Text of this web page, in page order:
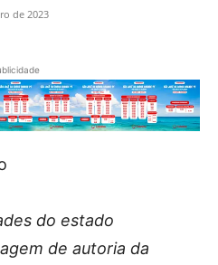
de 2023
do estado
de autoria da